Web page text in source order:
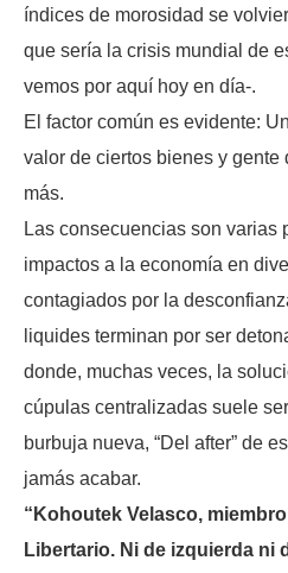
índices de morosidad se
que sería la crisis mundial de
vemos por aquí hoy en día-.
El factor común es evidente:
valor de ciertos bienes y
más.
Las consecuencias son varias
impactos a la economía en
contagiados por la
liquides terminan por ser
donde, muchas veces, la
cúpulas centralizadas suele
burbuja nueva, “Del after” de
jamás acabar.
“Kohoutek Velasco,
Libertario. Ni de izquierda ni